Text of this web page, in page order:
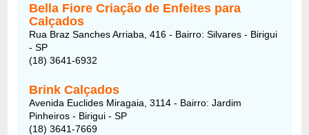
Bella Fiore Criação de Enfeites para
Calçados
Rua Braz Sanches Arriaba, 416 - Bairro: Silvares - Birigui
- SP
(18) 3641-6932
Brink Calçados
Avenida Euclides Miragaia, 3114 - Bairro: Jardim
Pinheiros - Birigui - SP
(18) 3641-7669